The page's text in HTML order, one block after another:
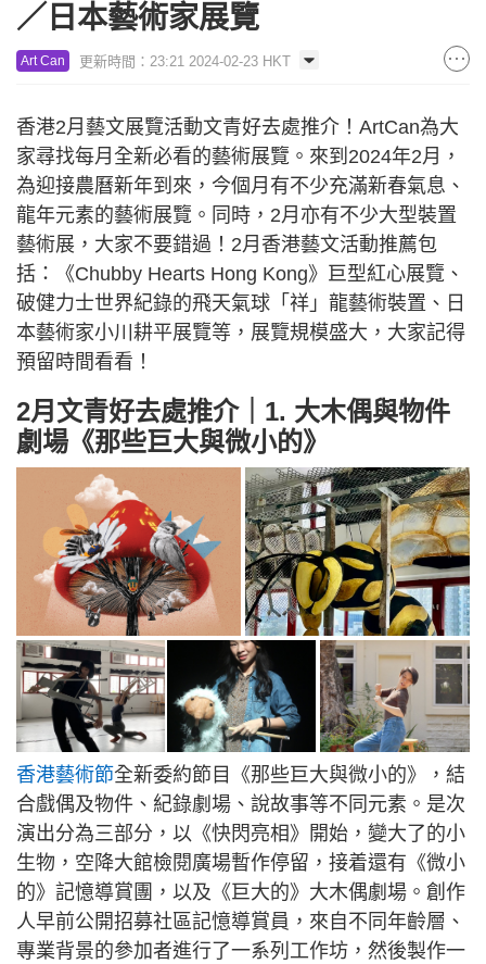
／日本藝術家展覽
Art Can 更新時間：23:21 2024-02-23 HKT
香港2月藝文展覽活動文青好去處推介！ArtCan為大
家尋找每月全新必看的藝術展覽。來到2024年2月，
為迎接農曆新年到來，今個月有不少充滿新春氣息、
龍年元素的藝術展覽。同時，2月亦有不少大型裝置
藝術展，大家不要錯過！2月香港藝文活動推薦包
括：《Chubby Hearts Hong Kong》巨型紅心展覽、
破健力士世界紀錄的飛天氣球「祥」龍藝術裝置、日
本藝術家小川耕平展覽等，展覽規模盛大，大家記得
預留時間看看！
2月文青好去處推介｜1. 大木偶與物件
劇場《那些巨大與微小的》
香港藝術節全新委約節目《那些巨大與微小的》，結
合戲偶及物件、紀錄劇場、說故事等不同元素。是次
演出分為三部分，以《快閃亮相》開始，變大了的小
生物，空降大館檢閱廣場暫作停留，接着還有《微小
的》記憶導賞團，以及《巨大的》大木偶劇場。創作
人早前公開招募社區記憶導賞員，來自不同年齡層、
專業背景的參加者進行了一系列工作坊，然後製作一